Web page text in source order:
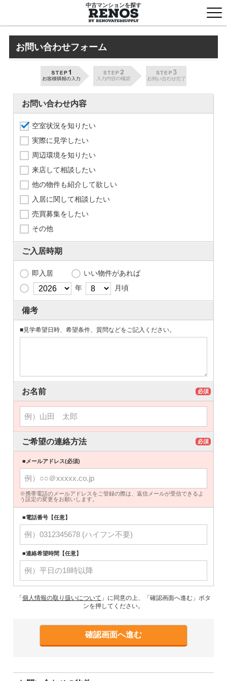
中古マンションを探す
お問い合わせフォーム
お問い合わせ内容
空室状況を知りたい
実際に見学したい
周辺環境を知りたい
来店して相談したい
他の物件も紹介して欲しい
入居に関して相談したい
売買募集をしたい
その他
ご入居時期
即入居
いい物件があれば
年
月頃
備考
■見学希望日時、希望条件、質問などをご記入ください。
お名前 必須
ご希望の連絡方法 必須
■メールアドレス(必須)
※携帯電話のメールアドレスをご登録の際は、返信メールが受信できるよ
う設定の変更をお願いします。
■電話番号【任意】
■連絡希望時間【任意】
「 個人情報の取り扱いについて 」に同意の上、「確認画面へ進む」ボタ
ンを押してください。